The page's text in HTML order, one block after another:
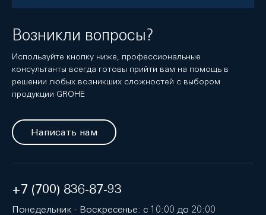
Возникли вопросы?
Используйте кнопку ниже, профессиональные
консультанты всегда готовы прийти вам на помощь в
решении любых возникших сложностей с выбором
продукции GROHE
Написать нам
+7 (700) 836-87-93
Понедельник - Воскресенье: с 10:00 до 20:00